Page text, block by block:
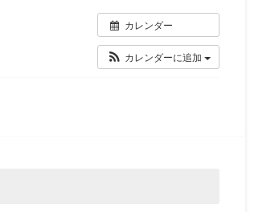
カレンダー
カレンダーに追加